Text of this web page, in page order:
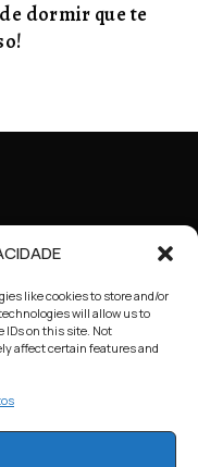
like cookies to store and/or
will allow us to
IDs on this site. Not
affect certain features and
dormir que te
/ FALE CONOSCO